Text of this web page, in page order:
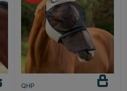
QHP